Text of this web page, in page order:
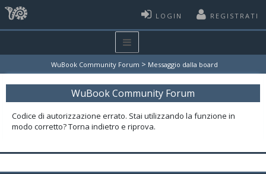
LOGIN REGISTRATI
WuBook Community Forum > Messaggio dalla board
WuBook Community Forum
Codice di autorizzazione errato. Stai utilizzando la funzione in
modo corretto? Torna indietro e riprova.